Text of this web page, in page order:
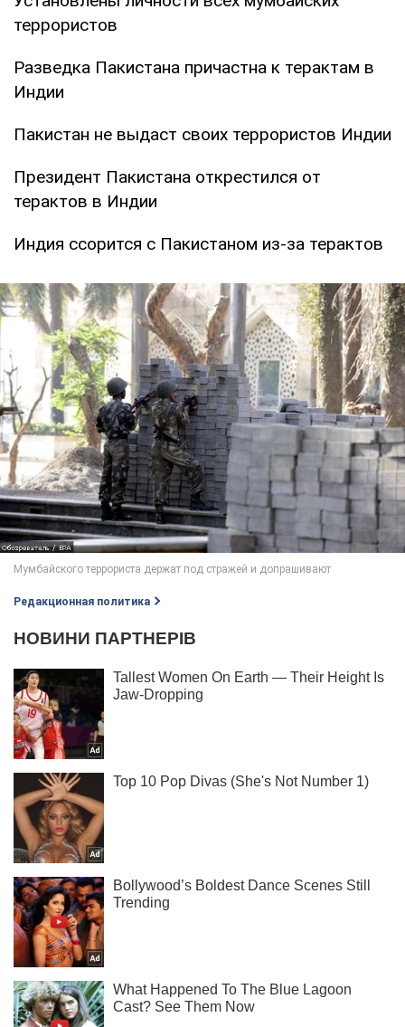
террористов
Разведка Пакистана причастна к терактам в
Индии
Пакистан не выдаст своих террористов Индии
Президент Пакистана открестился от
терактов в Индии
Индия ссорится с Пакистаном из-за терактов
Редакционная политика